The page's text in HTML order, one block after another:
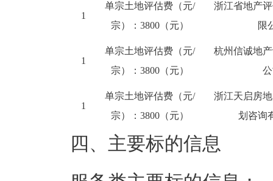
1
单宗土地评估费（元/
宗）：3800（元）
浙江省地产
限
1
单宗土地评估费（元/
宗）：3800（元）
杭州信诚地
1
单宗土地评估费（元/
宗）：3800（元）
浙江天启房
划咨询
四、主要标的信息